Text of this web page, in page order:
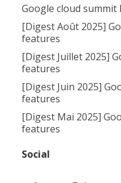
Google cloud summit
[Digest Août 2025]
features
[Digest Juillet 2025]
features
[Digest Juin 2025]
features
[Digest Mai 2025]
features
Social